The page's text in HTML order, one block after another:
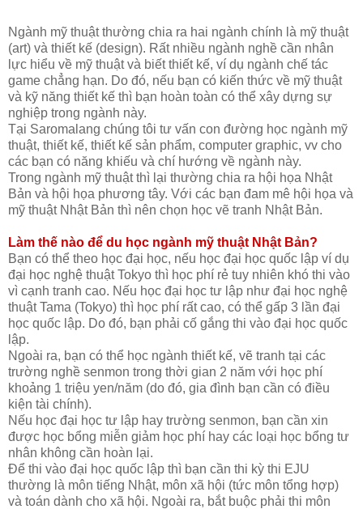
Ngành mỹ thuật thường chia ra hai ngành chính là mỹ thuật
(art) và thiết kế (design). Rất nhiều ngành nghề cần nhân
lực hiểu về mỹ thuật và biết thiết kế, ví dụ ngành chế tác
game chẳng hạn. Do đó, nếu bạn có kiến thức về mỹ thuật
và kỹ năng thiết kế thì bạn hoàn toàn có thể xây dựng sự
nghiệp trong ngành này.
Tại Saromalang chúng tôi tư vấn con đường học ngành mỹ
thuật, thiết kế, thiết kế sản phẩm, computer graphic, vv cho
các bạn có năng khiếu và chí hướng về ngành này.
Trong ngành mỹ thuật thì lại thường chia ra hội họa Nhật
Bản và hội họa phương tây. Với các bạn đam mê hội họa và
mỹ thuật Nhật Bản thì nên chọn học vẽ tranh Nhật Bản.
Làm thế nào để du học ngành mỹ thuật Nhật Bản?
Bạn có thể theo học đại học, nếu học đại học quốc lập ví dụ
đại học nghệ thuật Tokyo thì học phí rẻ tuy nhiên khó thi vào
vì cạnh tranh cao. Nếu học đại học tư lập như đại học nghệ
thuật Tama (Tokyo) thì học phí rất cao, có thể gấp 3 lần đại
học quốc lập. Do đó, bạn phải cố gắng thi vào đại học quốc
lập.
Ngoài ra, bạn có thể học ngành thiết kế, vẽ tranh tại các
trường nghề senmon trong thời gian 2 năm với học phí
khoảng 1 triệu yen/năm (do đó, gia đình bạn cần có điều
kiện tài chính).
Nếu học đại học tư lập hay trường senmon, bạn cần xin
được học bổng miễn giảm học phí hay các loại học bổng tư
nhân không cần hoàn lại.
Để thi vào đại học quốc lập thì bạn cần thi kỳ thi EJU
thường là môn tiếng Nhật, môn xã hội (tức môn tổng hợp)
và toán dành cho xã hội. Ngoài ra, bắt buộc phải thi môn